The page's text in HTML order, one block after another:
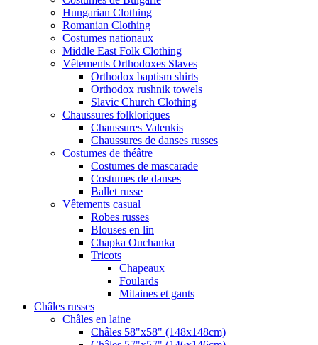
Hungarian Clothing
Romanian Clothing
Costumes nationaux
Middle East Folk Clothing
Vêtements Orthodoxes Slaves
Orthodox baptism shirts
Orthodox rushnik towels
Slavic Church Clothing
Chaussures folkloriques
Chaussures Valenkis
Chaussures de danses russes
Costumes de théâtre
Costumes de mascarade
Costumes de danses
Ballet russe
Vêtements casual
Robes russes
Blouses en lin
Chapka Ouchanka
Tricots
Chapeaux
Foulards
Mitaines et gants
Châles russes
Châles en laine
Châles 58"x58" (148x148cm)